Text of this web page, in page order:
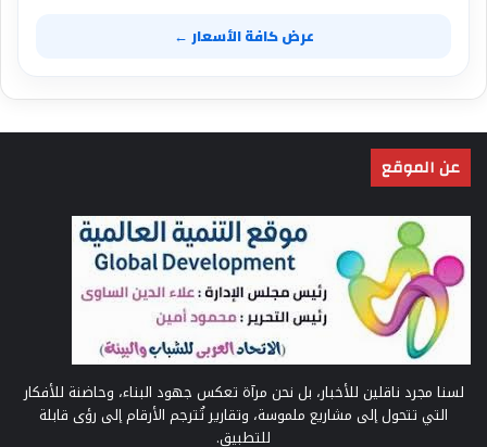
عرض كافة الأسعار ←
عن الموقع
لسنا مجرد ناقلين للأخبار، بل نحن مرآة تعكس جهود البناء، وحاضنة للأفكار
التي تتحول إلى مشاريع ملموسة، وتقارير تُترجم الأرقام إلى رؤى قابلة
للتطبيق.